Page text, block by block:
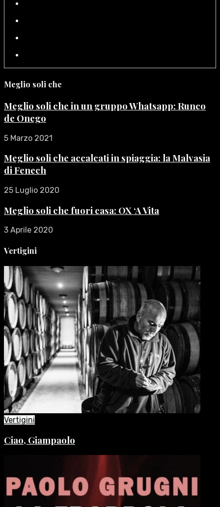
Meglio soli che
Meglio soli che in un gruppo Whatsapp: Runco
de Onego
5 Marzo 2021
Meglio soli che accalcati in spiaggia: la Malvasia
di Fenech
25 Luglio 2020
Meglio soli che fuori casa: OX ‘A Vita
3 Aprile 2020
Vertigini
Vertigini
Ciao, Giampaolo